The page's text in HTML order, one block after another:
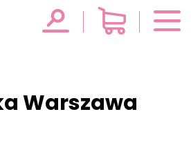
Warszawa